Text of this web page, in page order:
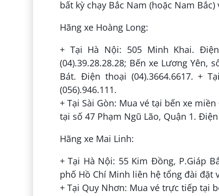
bất kỳ chạy Bắc Nam (hoặc Nam
Hãng xe Hoàng Long:
+ Tại Hà Nội: 505 Minh Khai.
(04).39.28.28.28; Bến xe Lương Yên,
Bát. Điện thoại (04).3664.6617. +
(056).946.111.
+ Tại Sài Gòn: Mua vé tại bến xe
tại số 47 Phạm Ngũ Lão, Quận 1.
Hãng xe Mai Linh:
+ Tại Hà Nội: 55 Kim Đồng, P.Giáp
phố Hồ Chí Minh liên hệ tổng đài đặt
+ Tại Quy Nhơn: Mua vé trực tiếp tại